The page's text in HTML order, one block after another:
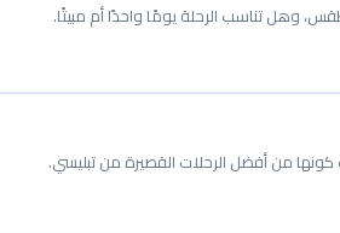
وهل تناسب الرحلة يومًا واحدًا أم مبيتًا.
من أفضل الرحلات القصيرة من تبليسي.